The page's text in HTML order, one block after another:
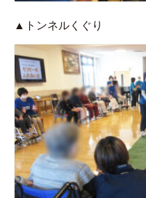
▲トンネルくぐり